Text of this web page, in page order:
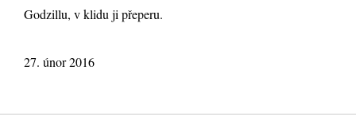
Godzillu, v klidu ji přeperu.
27. únor 2016